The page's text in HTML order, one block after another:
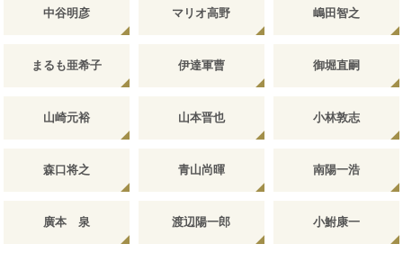
中谷明彦 マリオ高野 嶋田智之
まるも亜希子 伊達軍曹 御堀直嗣
山崎元裕 山本晋也 小林敦志
森口将之 青山尚暉 南陽一浩
廣本 泉 渡辺陽一郎 小鮒康一